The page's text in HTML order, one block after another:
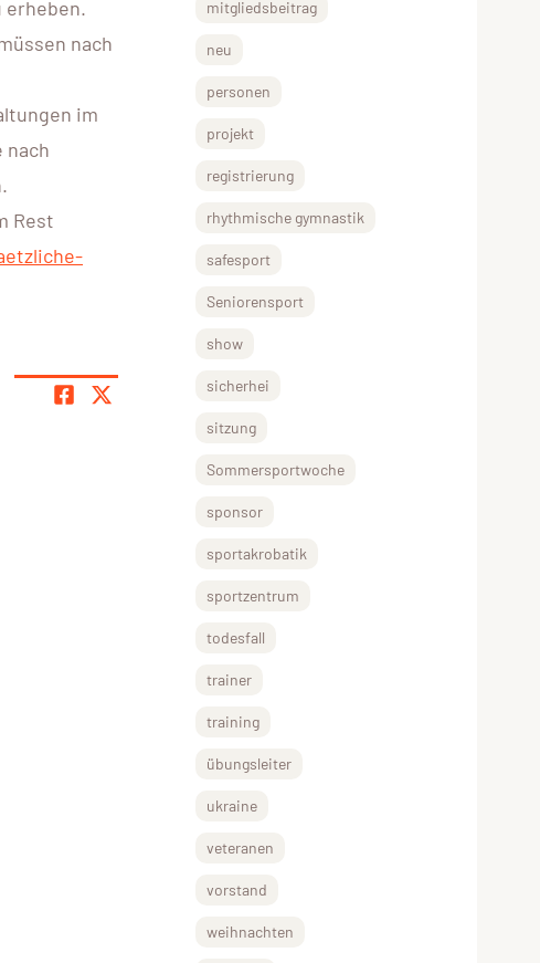
erheben.
nach
im
nach
Rest
mitgliedsbeitrag
neu
personen
projekt
registrierung
rhythmische gymnastik
safesport
Seniorensport
show
sicherhei
sitzung
Sommersportwoche
sponsor
sportakrobatik
sportzentrum
todesfall
trainer
training
übungsleiter
ukraine
veteranen
vorstand
weihnachten